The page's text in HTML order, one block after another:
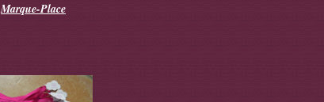
Marque-Place